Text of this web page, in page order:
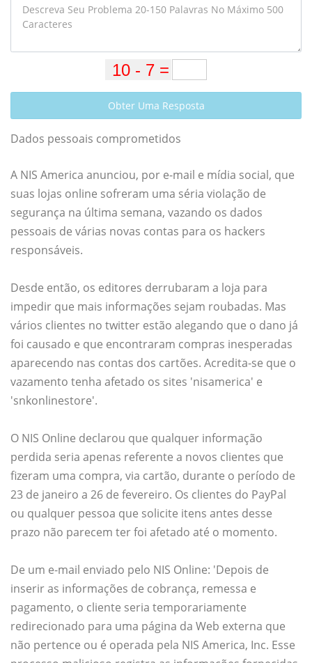
Obter Uma Resposta
Dados pessoais comprometidos
A NIS America anunciou, por e-mail e mídia social, que
suas lojas online sofreram uma séria violação de
segurança na última semana, vazando os dados
pessoais de várias novas contas para os hackers
responsáveis.
Desde então, os editores derrubaram a loja para
impedir que mais informações sejam roubadas. Mas
vários clientes no twitter estão alegando que o dano já
foi causado e que encontraram compras inesperadas
aparecendo nas contas dos cartões. Acredita-se que o
vazamento tenha afetado os sites 'nisamerica' e
'snkonlinestore'.
O NIS Online declarou que qualquer informação
perdida seria apenas referente a novos clientes que
fizeram uma compra, via cartão, durante o período de
23 de janeiro a 26 de fevereiro. Os clientes do PayPal
ou qualquer pessoa que solicite itens antes desse
prazo não parecem ter foi afetado até o momento.
De um e-mail enviado pelo NIS Online: 'Depois de
inserir as informações de cobrança, remessa e
pagamento, o cliente seria temporariamente
redirecionado para uma página da Web externa que
não pertence ou é operada pela NIS America, Inc. Esse